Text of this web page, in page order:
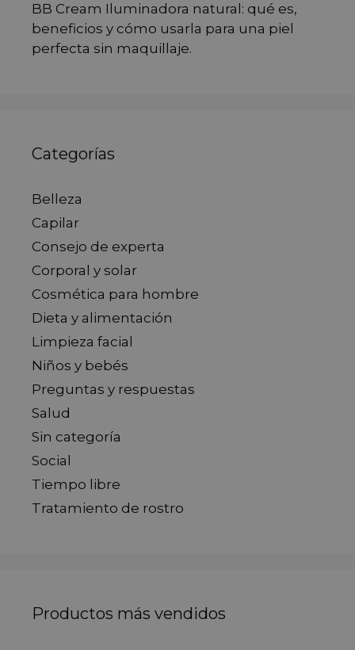
BB Cream Iluminadora natural: qué es,
beneficios y cómo usarla para una piel
perfecta sin maquillaje.
Categorías
Belleza
Capilar
Consejo de experta
Corporal y solar
Cosmética para hombre
Dieta y alimentación
Limpieza facial
Niños y bebés
Preguntas y respuestas
Salud
Sin categoría
Social
Tiempo libre
Tratamiento de rostro
Productos más vendidos